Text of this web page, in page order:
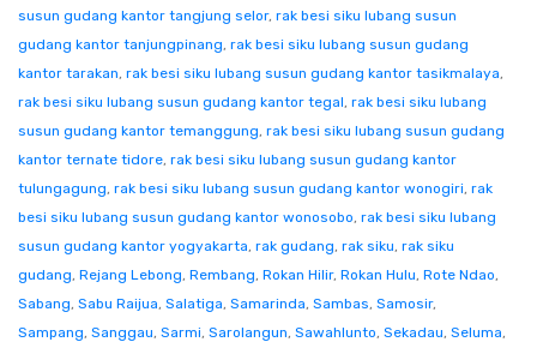
susun gudang kantor tangjung selor, rak besi siku lubang susun
gudang kantor tanjungpinang, rak besi siku lubang susun gudang
kantor tarakan, rak besi siku lubang susun gudang kantor tasikmalaya,
rak besi siku lubang susun gudang kantor tegal, rak besi siku lubang
susun gudang kantor temanggung, rak besi siku lubang susun gudang
kantor ternate tidore, rak besi siku lubang susun gudang kantor
tulungagung, rak besi siku lubang susun gudang kantor wonogiri, rak
besi siku lubang susun gudang kantor wonosobo, rak besi siku lubang
susun gudang kantor yogyakarta, rak gudang, rak siku, rak siku
gudang, Rejang Lebong, Rembang, Rokan Hilir, Rokan Hulu, Rote Ndao,
Sabang, Sabu Raijua, Salatiga, Samarinda, Sambas, Samosir,
Sampang, Sanggau, Sarmi, Sarolangun, Sawahlunto, Sekadau, Seluma,